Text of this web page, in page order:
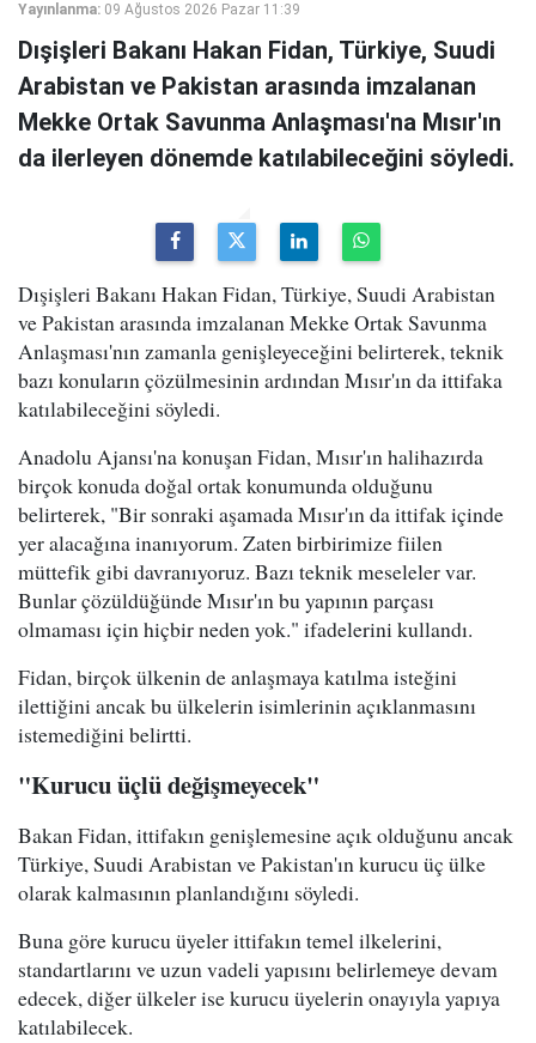
Yayınlanma: 09 Ağustos 2026 Pazar 11:39
Dışişleri Bakanı Hakan Fidan, Türkiye, Suudi
Arabistan ve Pakistan arasında imzalanan
Mekke Ortak Savunma Anlaşması'na Mısır'ın
da ilerleyen dönemde katılabileceğini söyledi.
Dışişleri Bakanı Hakan Fidan, Türkiye, Suudi Arabistan
ve Pakistan arasında imzalanan Mekke Ortak Savunma
Anlaşması'nın zamanla genişleyeceğini belirterek, teknik
bazı konuların çözülmesinin ardından Mısır'ın da ittifaka
katılabileceğini söyledi.
Anadolu Ajansı'na konuşan Fidan, Mısır'ın halihazırda
birçok konuda doğal ortak konumunda olduğunu
belirterek, "Bir sonraki aşamada Mısır'ın da ittifak içinde
yer alacağına inanıyorum. Zaten birbirimize fiilen
müttefik gibi davranıyoruz. Bazı teknik meseleler var.
Bunlar çözüldüğünde Mısır'ın bu yapının parçası
olmaması için hiçbir neden yok." ifadelerini kullandı.
Fidan, birçok ülkenin de anlaşmaya katılma isteğini
ilettiğini ancak bu ülkelerin isimlerinin açıklanmasını
istemediğini belirtti.
"Kurucu üçlü değişmeyecek"
Bakan Fidan, ittifakın genişlemesine açık olduğunu ancak
Türkiye, Suudi Arabistan ve Pakistan'ın kurucu üç ülke
olarak kalmasının planlandığını söyledi.
Buna göre kurucu üyeler ittifakın temel ilkelerini,
standartlarını ve uzun vadeli yapısını belirlemeye devam
edecek, diğer ülkeler ise kurucu üyelerin onayıyla yapıya
katılabilecek.